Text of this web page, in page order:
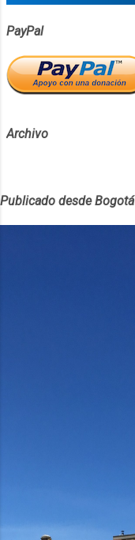
PayPal
Archivo
Publicado desde Bogotá